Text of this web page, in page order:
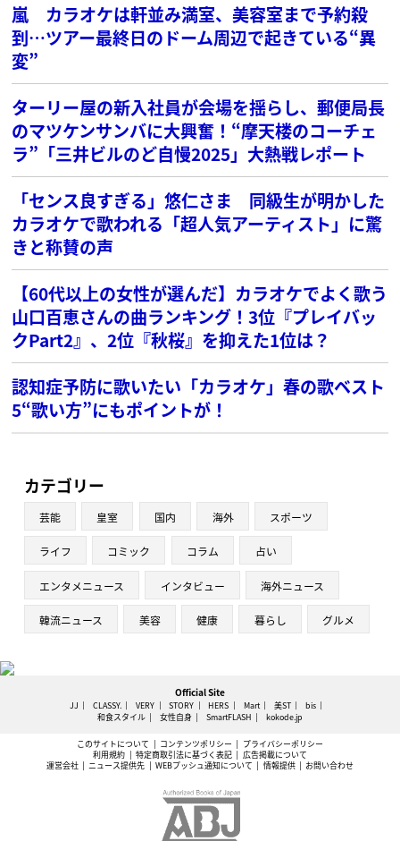
嵐 カラオケは軒並み満室、美容室まで予約殺
到…ツアー最終日のドーム周辺で起きている“異
変”
ターリー屋の新入社員が会場を揺らし、郵便局長
のマツケンサンバに大興奮！“摩天楼のコーチェ
ラ”「三井ビルのど自慢2025」大熱戦レポート
「センス良すぎる」悠仁さま 同級生が明かした
カラオケで歌われる「超人気アーティスト」に驚
きと称賛の声
【60代以上の女性が選んだ】カラオケでよく歌う
山口百恵さんの曲ランキング！3位『プレイバッ
クPart2』、2位『秋桜』を抑えた1位は？
認知症予防に歌いたい「カラオケ」春の歌ベスト
5“歌い方”にもポイントが！
カテゴリー
芸能 皇室 国内 海外 スポーツ
ライフ コミック コラム 占い
エンタメニュース インタビュー 海外ニュース
韓流ニュース 美容 健康 暮らし グルメ
Official Site
JJ CLASSY. VERY STORY HERS Mart 美ST
bis
和食スタイル
女性自身 SmartFLASH kokode.jp
このサイトについて コンテンツポリシー
プライバシーポリシー
利用規約
特定商取引法に基づく表記
広告掲載について
運営会社
ニュース提供先 WEBプッシュ通知について 情報提供 お問い合わせ